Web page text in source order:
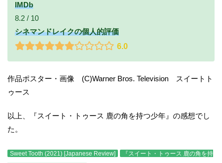
IMDb
8.2 / 10
シネマンドレイクの個人的評価
6.0
作品ポスター・画像 (C)Warner Bros. Television スイートト
ゥース
以上、『スイート・トゥース 鹿の角を持つ少年』の感想でし
た。
Sweet Tooth (2021) [Japanese Review]
『スイート・トゥース 鹿の角を持